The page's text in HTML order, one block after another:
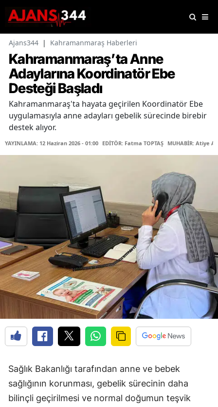
Ajans344 | Kahramanmaraş Haberleri
Kahramanmaraş’ta Anne
Adaylarına Koordinatör Ebe
Desteği Başladı
Kahramanmaraş'ta hayata geçirilen Koordinatör Ebe
uygulamasıyla anne adayları gebelik sürecinde birebir
destek alıyor.
YAYINLAMA: 12 Haziran 2026 - 01:00 EDİTÖR: Fatma TOPTAŞ MUHABİR: Atiye
Sağlık Bakanlığı tarafından anne ve bebek
sağlığının korunması, gebelik sürecinin daha
bilinçli geçirilmesi ve normal doğumun teşvik